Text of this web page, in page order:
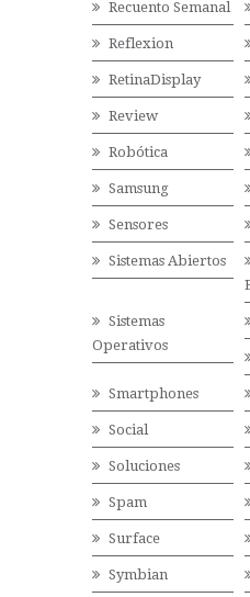
Recuento Semanal
Reflexion
RetinaDisplay
Review
Robótica
Samsung
Sensores
Sistemas Abiertos
Sistemas
Operativos
Smartphones
Social
Soluciones
Spam
Surface
Symbian